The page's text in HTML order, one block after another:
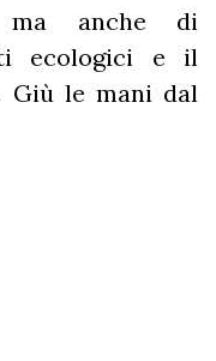
ma anche di
ecologici e il
Giù le mani dal